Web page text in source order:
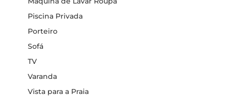
Piscina Privada
Porteiro
Sofá
TV
Varanda
Vista para a Praia